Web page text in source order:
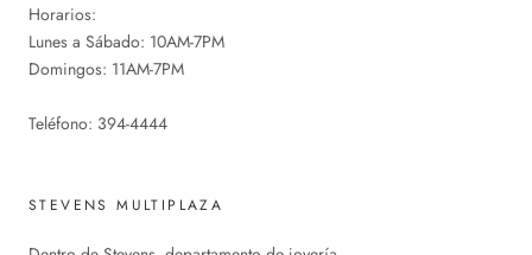
Horarios:
Lunes a Sábado: 10AM-7PM
Domingos: 11AM-7PM
Teléfono: 394-4444
STEVENS MULTIPLAZA